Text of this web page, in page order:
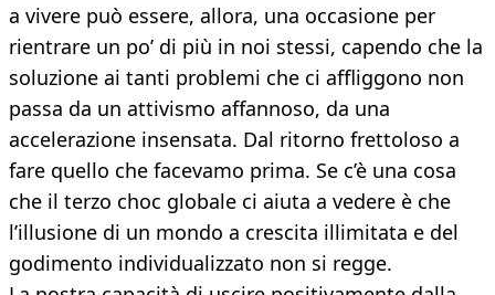
a vivere può essere, allora, una occasione per
rientrare un po’ di più in noi stessi, capendo che la
soluzione ai tanti problemi che ci affliggono non
passa da un attivismo affannoso, da una
accelerazione insensata. Dal ritorno frettoloso a
fare quello che facevamo prima. Se c’è una cosa
che il terzo choc globale ci aiuta a vedere è che
l’illusione di un mondo a crescita illimitata e del
godimento individualizzato non si regge.